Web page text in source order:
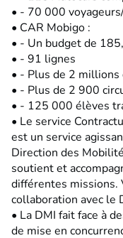
• - 70 000
• CAR Mobigo :
• - Un budget de
• - 91 lignes
• - Plus de 2 millions
• - Plus de 2 900
• - 125 000 élèves
• Le service
est un service
Direction des
soutient et
différentes missions.
collaboration avec le
• La DMI fait face à
de mise en